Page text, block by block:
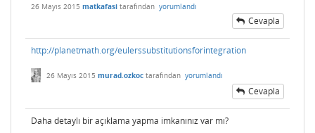
26 Mayıs 2015 matkafasi tarafından yorumlandı
Cevapla
http://planetmath.org/eulerssubstitutionsforintegration
26 Mayıs 2015 murad.ozkoc tarafından yorumlandı
Cevapla
Daha detaylı bir açıklama yapma imkanınız var mı?